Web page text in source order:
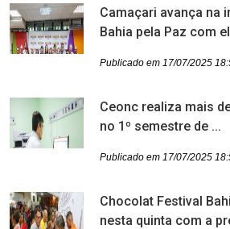
Camaçari avança na
Bahia pela Paz com
Publicado em 17/07/2025
Ceonc realiza mais
no 1º semestre de ...
Publicado em 17/07/2025
Chocolat Festival
nesta quinta com a